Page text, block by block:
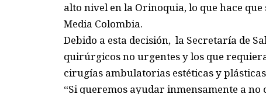
alto nivel en la Orinoquia, lo que hace
Media Colombia.
Debido a esta decisión, la Secretaría de
quirúrgicos no urgentes y los que
cirugías ambulatorias estéticas y
“Si queremos ayudar inmensamente a